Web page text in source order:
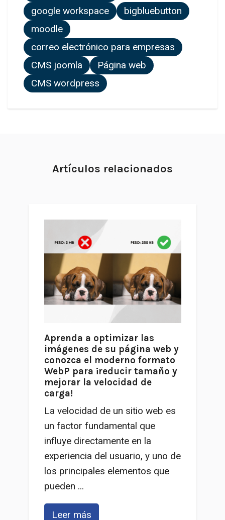
google workspace
bigbluebutton
moodle
correo electrónico para empresas
CMS joomla
Página web
CMS wordpress
Artículos relacionados
Aprenda a optimizar las
imágenes de su página web y
conozca el moderno formato
WebP para ¡reducir tamaño y
mejorar la velocidad de
carga!
La velocidad de un sitio web es
un factor fundamental que
influye directamente en la
experiencia del usuario, y uno de
los principales elementos que
pueden ...
Leer más